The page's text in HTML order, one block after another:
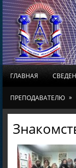
ГЛАВНАЯ
ПРЕПОДАВАТЕЛЮ »